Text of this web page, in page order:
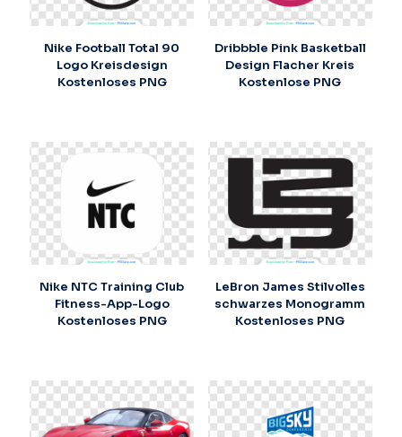
Nike Football Total 90
Logo Kreisdesign
Kostenloses PNG
Dribbble Pink Basketball
Design Flacher Kreis
Kostenlose PNG
Nike NTC Training Club
Fitness-App-Logo
Kostenloses PNG
LeBron James Stilvolles
schwarzes Monogramm
Kostenloses PNG